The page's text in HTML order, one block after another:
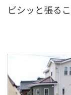
ビシッと張る